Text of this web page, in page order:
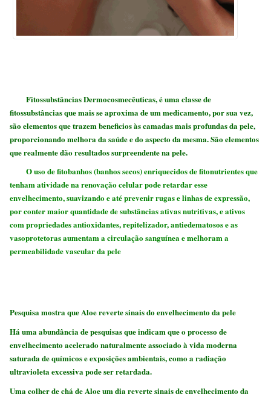
Fitossubstâncias Dermocosmecêuticas, é uma classe de
fitossubstâncias que mais se aproxima de um medicamento, por sua vez,
são elementos que trazem beneficios às camadas mais profundas da pele,
proporcionando melhora da saúde e do aspecto da mesma. São elementos
que realmente dão resultados surpreendente na pele.
O uso de fitobanhos (banhos secos) enriquecidos de fitonutrientes que
tenham atividade na renovação celular pode retardar esse
envelhecimento, suavizando e até prevenir rugas e linhas de expressão,
por conter maior quantidade de substâncias ativas nutritivas, e ativos
com propriedades antioxidantes, repitelizador, antiedematosos e as
vasoprotetoras aumentam a circulação sanguínea e melhoram a
permeabilidade vascular da pele
Pesquisa mostra que Aloe reverte sinais do envelhecimento da pele
Há uma abundância de pesquisas que indicam que o processo de
envelhecimento acelerado naturalmente associado à vida moderna
saturada de químicos e exposições ambientais, como a radiação
ultravioleta excessiva pode ser retardada.
Uma colher de chá de Aloe um dia reverte sinais de envelhecimento da